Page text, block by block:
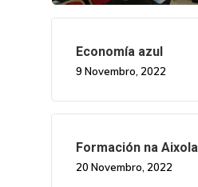
Economía azul
9 Novembro, 2022
Formación na Aixola
20 Novembro, 2022